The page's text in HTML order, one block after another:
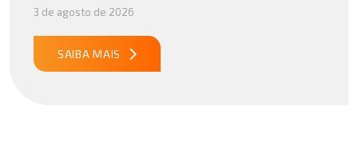
078/2026 Atualização do cálculo do Imposto de
Importação no Acordo Mercosul – União Europeia
publicado29/07/2026 18h47 Notícia PUBLICADO DOU
31/07/26 ATO CONJUNTO RFB/CGIBS Nº […]
3 de agosto de 2026
SAIBA MAIS